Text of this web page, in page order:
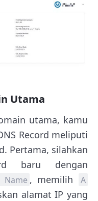
Utama
utama, kamu
Record meliputi
Pertama, silahkan
baru dengan
Name , memilih A
alamat IP yang